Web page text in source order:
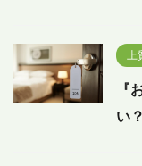
上
『
い